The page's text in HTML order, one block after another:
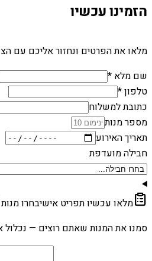
הזמינו עכשיו
מלאו את הפרטים ונחזור אליכם עם
שם מלא *
טלפון *
כתובת למשלוח
מספר מנות
תאריך האירוע
חבילה מועדפת
מלאו עכשיו תפריט אישיבחרו מנות
סמנו את המנות שאתם רוצים — נכלול